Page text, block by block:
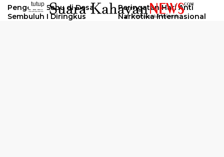
Pengedar Sabu di Desa
Sembuluh I Diringkus
Peringatan Hari Anti
Narkotika Internasional
tutup
..........